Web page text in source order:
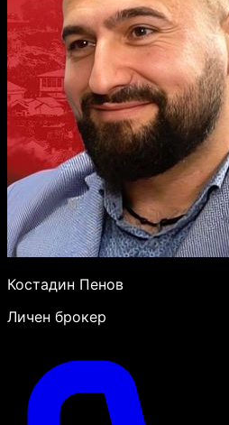
Костадин Пенов
Личен брокер